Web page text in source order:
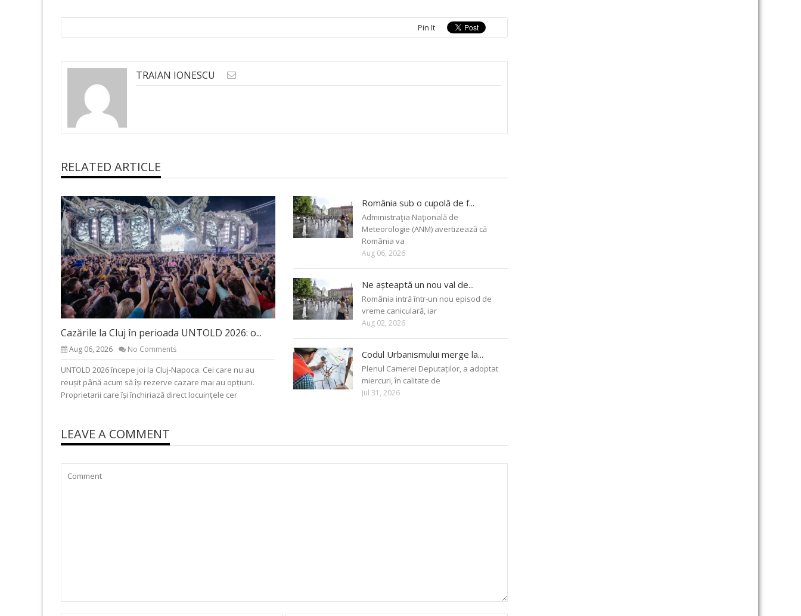
Pin It
TRAIAN IONESCU
RELATED ARTICLE
Cazările la Cluj în perioada UNTOLD 2026: o...
Aug 06, 2026 No Comments
UNTOLD 2026 începe joi la Cluj-Napoca. Cei care nu au
reușit până acum să își rezerve cazare mai au opțiuni.
Proprietarii care își închiriază direct locuințele cer
România sub o cupolă de f...
Administraţia Naţională de
Meteorologie (ANM) avertizează că
România va
Aug 06, 2026
Ne așteaptă un nou val de...
România intră într-un nou episod de
vreme caniculară, iar
Aug 02, 2026
Codul Urbanismului merge la...
Plenul Camerei Deputaților, a adoptat
miercuri, în calitate de
Jul 31, 2026
LEAVE A COMMENT